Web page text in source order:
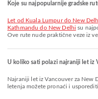
Koje su najpopularnije gradske
let od Kuala Lumpur do New
Kathmandu do New Delhi su
Ove rute nude praktične veze iz
U koliko sati polazi najraniji let iz
Najraniji let iz Vancouver za New Delhi s Air India polazi u 10:15. Ovaj red
letenja možete pronaći i